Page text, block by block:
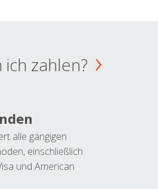
ich zahlen?
alle gängigen
einschließlich
und American